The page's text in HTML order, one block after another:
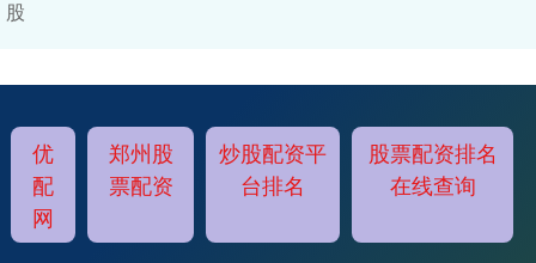
股
优
配
网
郑州股
票配资
炒股配资平
台排名
股票配资排名
在线查询